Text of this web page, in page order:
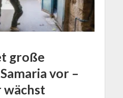
große
vor –